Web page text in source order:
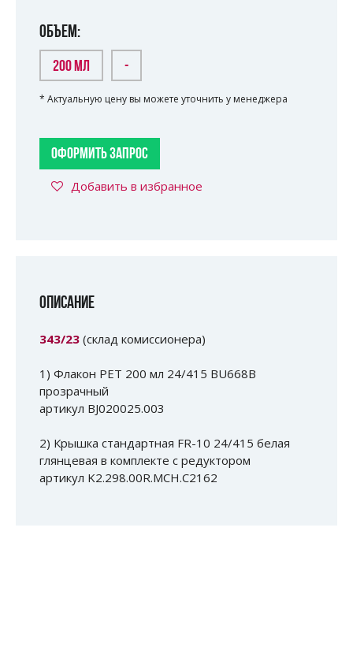
ОБЪЕМ:
200 МЛ -
* Актуальную цену вы можете уточнить у менеджера
ОФОРМИТЬ ЗАПРОС
Добавить в избранное
ОПИСАНИЕ
343/23 (склад комиссионера)
1) Флакон PET 200 мл 24/415 BU668B
прозрачный
артикул BJ020025.003
2) Крышка стандартная FR-10 24/415 белая
глянцевая в комплекте с редуктором
артикул K2.298.00R.MCH.C2162